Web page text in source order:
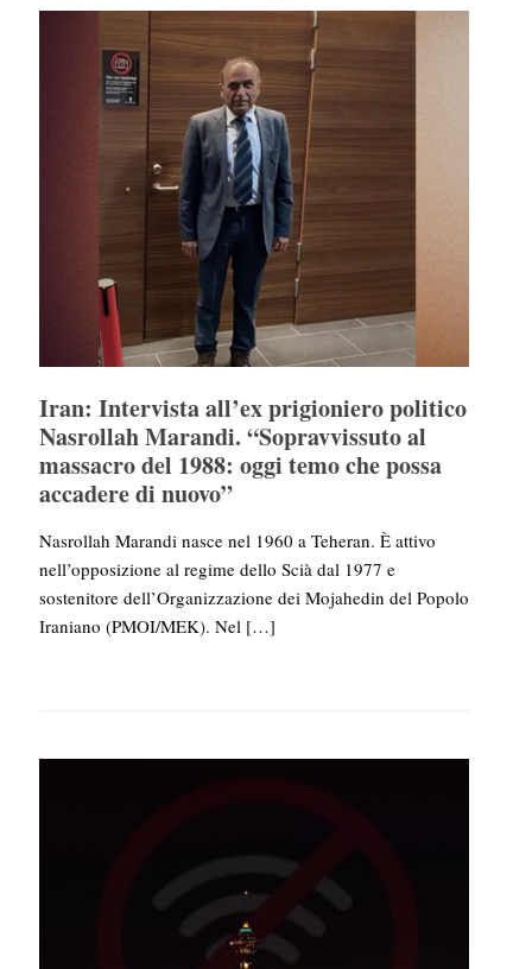
Iran: Intervista all’ex prigioniero politico
Nasrollah Marandi. “Sopravvissuto al
massacro del 1988: oggi temo che possa
accadere di nuovo”
Nasrollah Marandi nasce nel 1960 a Teheran. È attivo
nell’opposizione al regime dello Scià dal 1977 e
sostenitore dell’Organizzazione dei Mojahedin del Popolo
Iraniano (PMOI/MEK). Nel […]